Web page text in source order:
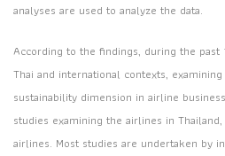
analyses are used to analyze the data.
According to the findings, during the past
Thai and international contexts,
sustainability dimension in airline
studies examining the airlines in
airlines. Most studies are undertaken by